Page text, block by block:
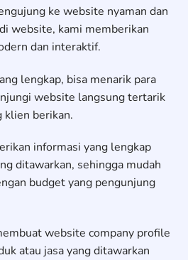
ke website nyaman dan
website, kami memberikan
dan interaktif.
lengkap, bisa menarik para
website langsung tertarik
klien berikan.
informasi yang lengkap
ditawarkan, sehingga mudah
budget yang pengunjung
website company profile
atau jasa yang ditawarkan